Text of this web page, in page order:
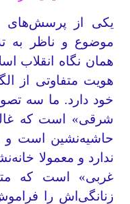
یکی از پرسش‌های
موضوع و ناظر به
همان نگاه انقلاب
هویت متفاوتی از
خود دارد. ما سه
شرقی» است که
حاشیه‌نشین است و
ندارد و معمولا
غربی» است که
زنانگی‌اش را